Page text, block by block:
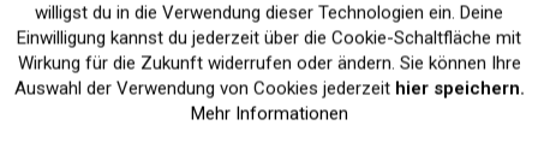
Kein Verlust der
Druckergarantie
Versand innerhalb von
24H*
Tracking Inaktiv
willigst du in die Verwendung dieser Technologien ein. Deine
Einwilligung kannst du jederzeit über die Cookie-Schaltfläche mit
Wirkung für die Zukunft widerrufen oder ändern. Sie können Ihre
Auswahl der Verwendung von Cookies jederzeit hier speichern.
Mehr Informationen